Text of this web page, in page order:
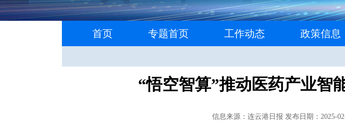
首页 专题首页 工作动态 政策信息
“悟空智算”推动医药产业智
信息来源：连云港日报 发布日期：2025-